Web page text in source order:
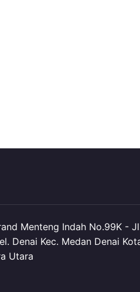
Menteng Indah No.99K -
Denai Kec. Medan Denai
Utara